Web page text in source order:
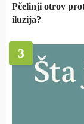
Pčelinji otrov
iluzija?
3